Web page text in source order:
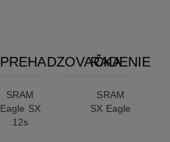
PREHADZOVAČKA
SRAM
Eagle SX
12s
RADENIE
SRAM
SX Eagle